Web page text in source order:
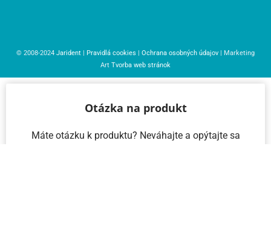
© 2008-2024 Jarident | Pravidlá cookies | Ochrana osobných údajov | Marketing
Art Tvorba web stránok
Otázka na produkt
Máte otázku k produktu? Neváhajte a opýtajte sa